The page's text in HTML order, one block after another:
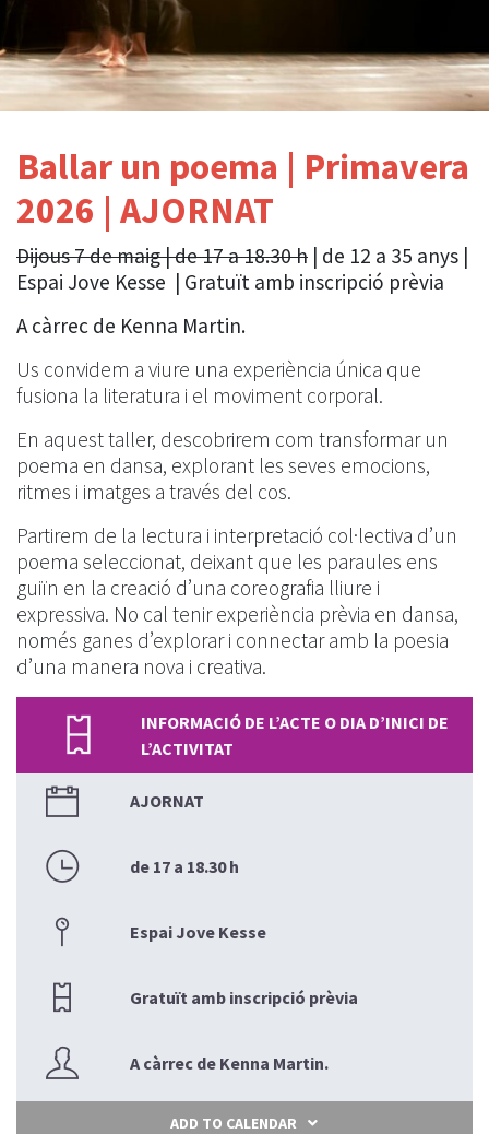
Ballar un poema | Primavera
2026 | AJORNAT
Dijous 7 de maig | de 17 a 18.30 h | de 12 a 35 anys |
Espai Jove Kesse | Gratuït amb inscripció prèvia
A càrrec de Kenna Martin.
Us convidem a viure una experiència única que
fusiona la literatura i el moviment corporal.
En aquest taller, descobrirem com transformar un
poema en dansa, explorant les seves emocions,
ritmes i imatges a través del cos.
Partirem de la lectura i interpretació col·lectiva d’un
poema seleccionat, deixant que les paraules ens
guiïn en la creació d’una coreografia lliure i
expressiva. No cal tenir experiència prèvia en dansa,
només ganes d’explorar i connectar amb la poesia
d’una manera nova i creativa.
INFORMACIÓ DE L’ACTE O DIA D’INICI DE
L’ACTIVITAT
AJORNAT
de 17 a 18.30 h
Espai Jove Kesse
Gratuït amb inscripció prèvia
A càrrec de Kenna Martin.
ADD TO CALENDAR